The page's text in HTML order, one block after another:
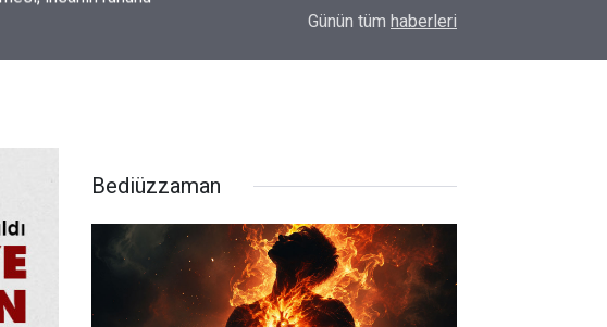
Güldüren de O’dur, ağlatan da O’dur, öldüren de
Günün tüm haberleri
Bediüzzaman